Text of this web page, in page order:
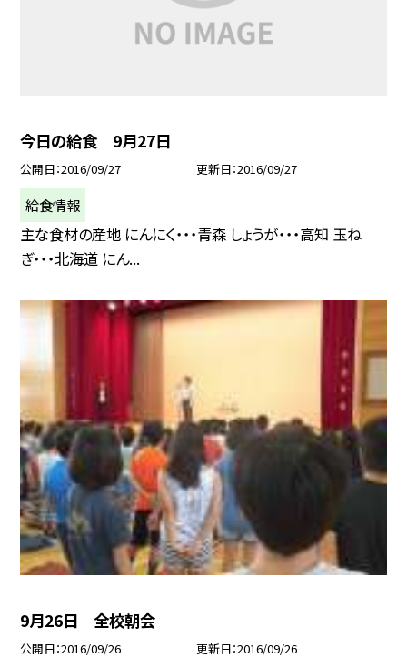
今日の給食 9月27日
公開日 2016/09/27 更新日 2016/09/27
給食情報
主な食材の産地 にんにく・・・青森 しょうが・・・高知 玉ね
ぎ・・・北海道 にん...
9月26日 全校朝会
公開日 2016/09/26 更新日 2016/09/26